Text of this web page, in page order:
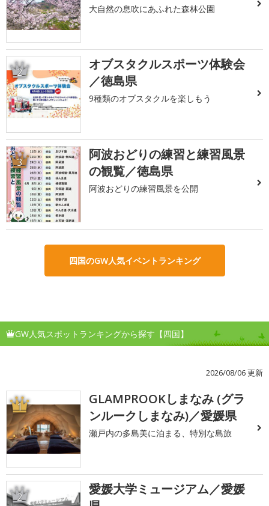
大自然の息吹にあふれた森林公園
2
オブスタクルスポーツ体験会
／徳島県
9種類のオブスタクルを楽しもう
3
阿波おどりの練習と練習風景
の観覧／徳島県
阿波おどりの練習風景を公開
四国のGW人気イベントランキング
GW人気スポットランキングから探す【四国】
2026/08/06 更新
1
GLAMPROOKしまなみ (グラ
ンルークしまなみ)／愛媛県
瀬戸内の多島美に泊まる、特別な島旅
2
愛媛大学ミュージアム／愛媛